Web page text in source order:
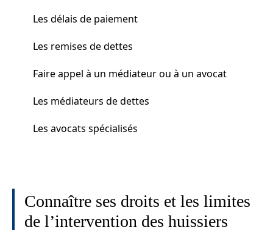
Les délais de paiement
Les remises de dettes
Faire appel à un médiateur ou à un avocat
Les médiateurs de dettes
Les avocats spécialisés
Connaître ses droits et les limites
de l’intervention des huissiers